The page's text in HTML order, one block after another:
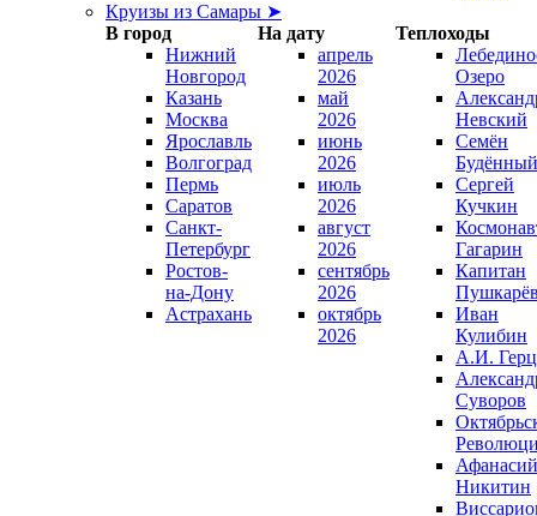
Круизы из Самары ➤
В город
На дату
Теплоходы
Нижний
Новгород
Казань
Москва
Ярославль
Волгоград
Пермь
Саратов
Санкт-
Петербург
Ростов-
на-Дону
Астрахань
апрель
2026
май
2026
июнь
2026
июль
2026
август
2026
сентябрь
2026
октябрь
2026
Озеро
Невский
Семён
Будённый
Сергей
Кучкин
Гагарин
Капитан
Иван
Кулибин
А.И.
Суворов
Афанасий
Никитин